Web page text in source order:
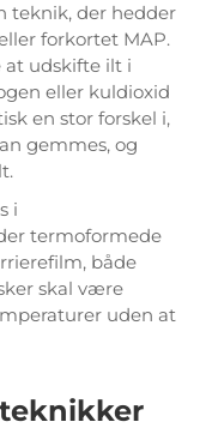
teknik, der hedder
forkortet MAP.
udskifte ilt i
eller kuldioxid
en stor forskel i,
gemmes, og
i
termoformede
både
skal være
uden at